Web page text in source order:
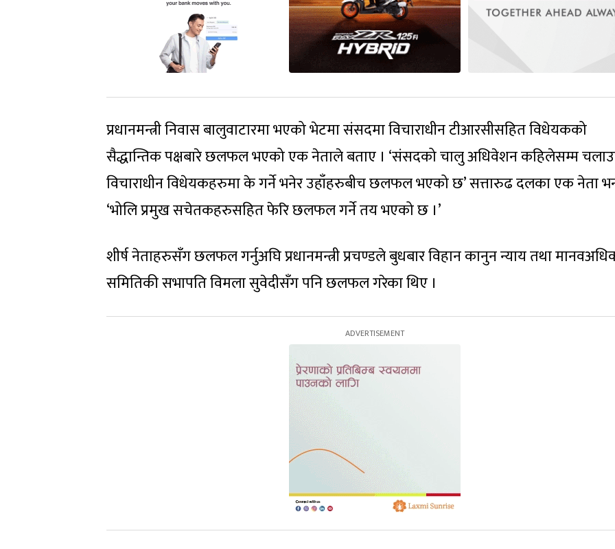
प्रधानमन्त्री निवास बालुवाटारमा भएको भेटमा संसदमा विचाराधीन टीआरसीसहित विधेयकको
सैद्धान्तिक पक्षबारे छलफल भएको एक नेताले बताए । ‘संसदको चालु अधिवेशन कहिलेसम्म
विचाराधीन विधेयकहरुमा के गर्ने भनेर उहाँहरुबीच छलफल भएको छ’ सत्तारुढ दलका एक नेता
‘भोलि प्रमुख सचेतकहरुसहित फेरि छलफल गर्ने तय भएको छ ।’
शीर्ष नेताहरुसँग छलफल गर्नुअघि प्रधानमन्त्री प्रचण्डले बुधबार विहान कानुन न्याय तथा
समितिकी सभापति विमला सुवेदीसँग पनि छलफल गरेका थिए ।